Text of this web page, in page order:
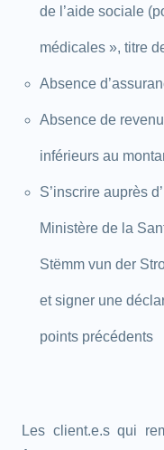
de l’aide sociale
médicales », titre
Absence
Absence de
inférieurs au
S’inscrire auprès
Ministère de la
Stëmm vun der
et signer une
points précédents
Les client.e.s qui